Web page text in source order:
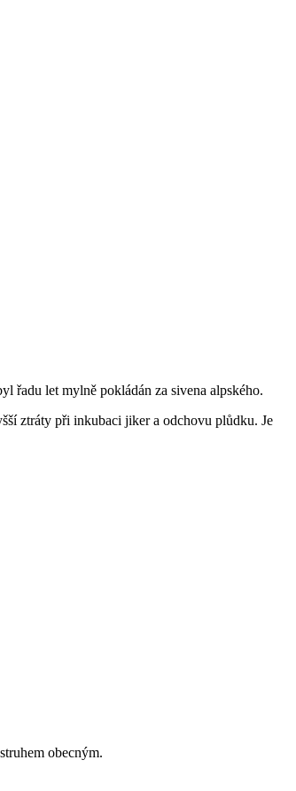
řadu let mylně pokládán za sivena alpského.
ztráty při inkubaci jiker a odchovu plůdku. Je
obecným.